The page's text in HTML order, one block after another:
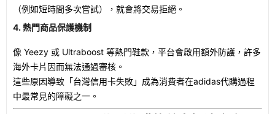
（例如短時間多次嘗試），就會將交易拒絕。
4. 熱門商品保護機制
像 Yeezy 或 Ultraboost 等熱門鞋款，平台會啟用額外防護，許多
海外卡片因而無法通過審核。
這些原因導致「台灣信用卡失敗」成為消費者在adidas代購過程
中最常見的障礙之一。